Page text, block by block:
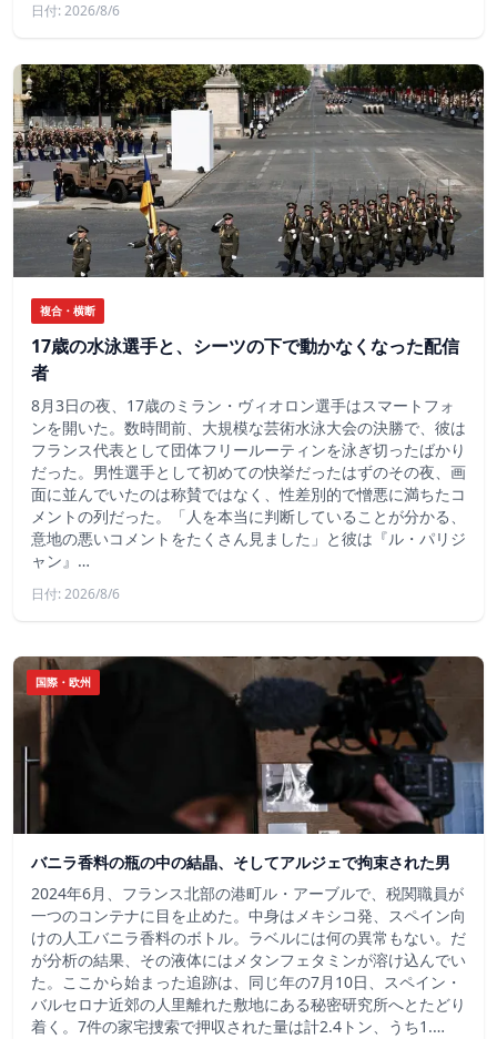
日付: 2026/8/6
複合・横断
17歳の水泳選手と、シーツの下で動かなくなった配信
者
8月3日の夜、17歳のミラン・ヴィオロン選手はスマートフォ
ンを開いた。数時間前、大規模な芸術水泳大会の決勝で、彼は
フランス代表として団体フリールーティンを泳ぎ切ったばかり
だった。男性選手として初めての快挙だったはずのその夜、画
面に並んでいたのは称賛ではなく、性差別的で憎悪に満ちたコ
メントの列だった。「人を本当に判断していることが分かる、
意地の悪いコメントをたくさん見ました」と彼は『ル・パリジ
ャン』…
日付: 2026/8/6
国際・欧州
バニラ香料の瓶の中の結晶、そしてアルジェで拘束された男
2024年6月、フランス北部の港町ル・アーブルで、税関職員が
一つのコンテナに目を止めた。中身はメキシコ発、スペイン向
けの人工バニラ香料のボトル。ラベルには何の異常もない。だ
が分析の結果、その液体にはメタンフェタミンが溶け込んでい
た。ここから始まった追跡は、同じ年の7月10日、スペイン・
バルセロナ近郊の人里離れた敷地にある秘密研究所へとたどり
着く。7件の家宅捜索で押収された量は計2.4トン、うち1.…